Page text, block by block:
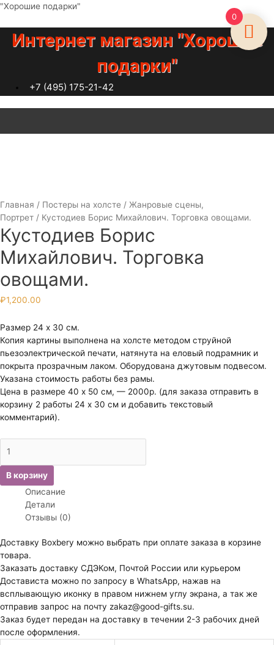
Перейти
"Хорошие подарки"
Интернет магазин "Хорошие
подарки"
+7 (495) 175-21-42
Главная / Постеры на холсте / Жанровые сцены,
Портрет / Кустодиев Борис Михайлович. Торговка овощами.
Кустодиев Борис
Михайлович. Торговка
овощами.
₽1,200.00
Размер 24 х 30 см.
Копия картины выполнена на холсте методом струйной
пьезоэлектрической печати, натянута на еловый подрамник и
покрыта прозрачным лаком. Оборудована джутовым подвесом.
Указана стоимость работы без рамы.
Цена в размере 40 х 50 см, — 2000р. (для заказа отправить в
корзину 2 работы 24 х 30 см и добавить текстовый
комментарий).
товара
Кустодиев
Борис
Михайлович.
Торговка
овощами.
В корзину
Описание
Детали
Отзывы (0)
Доставку Boxbery можно выбрать при оплате заказа в корзине
товара.
Заказать доставку СДЭКом, Почтой России или курьером
Достависта можно по запросу в WhatsApp, нажав на
всплывающую иконку в правом нижнем углу экрана, а так же
отправив запрос на почту zakaz@good-gifts.su.
Заказ будет передан на доставку в течении 2-3 рабочих дней
после оформления.
0